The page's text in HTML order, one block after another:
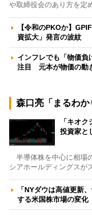
や取締役会のあり方を定
【令和のPKOか】
資拡大」発言の波紋
インフレでも「物価負
注目 元本が物価の動
森口亮「まるわか
「キオ
投資家と
半導体株を中心に相場
シアホールディングスが
「NYダウは高値更新
する米国株市場の変